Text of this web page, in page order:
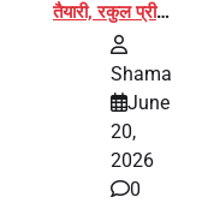
तैयारी, रकुल प्रीत
जायसवाल बनीं योग
अभियान का हिस्सा
Shama
June
20,
2026
0